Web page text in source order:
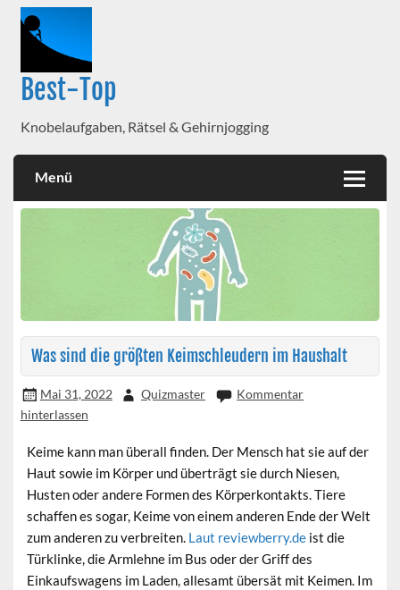
Best-Top
Knobelaufgaben, Rätsel & Gehirnjogging
Menü
Was sind die größten Keimschleudern im Haushalt
Mai 31, 2022 Quizmaster
Kommentar
hinterlassen
Keime kann man überall finden. Der Mensch hat sie auf der
Haut sowie im Körper und überträgt sie durch Niesen,
Husten oder andere Formen des Körperkontakts. Tiere
schaffen es sogar, Keime von einem anderen Ende der Welt
zum anderen zu verbreiten. Laut reviewberry.de ist die
Türklinke, die Armlehne im Bus oder der Griff des
Einkaufswagens im Laden, allesamt übersät mit Keimen. Im